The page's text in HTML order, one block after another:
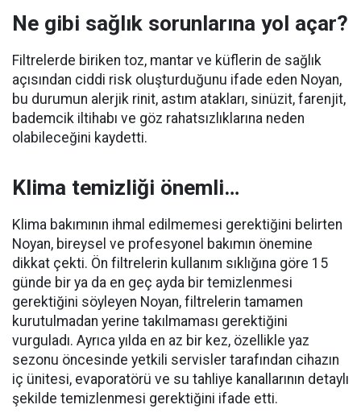
Ne gibi sağlık sorunlarına yol açar?
Filtrelerde biriken toz, mantar ve küflerin de sağlık
açısından ciddi risk oluşturduğunu ifade eden Noyan,
bu durumun alerjik rinit, astım atakları, sinüzit, farenjit,
bademcik iltihabı ve göz rahatsızlıklarına neden
olabileceğini kaydetti.
Klima temizliği önemli…
Klima bakımının ihmal edilmemesi gerektiğini belirten
Noyan, bireysel ve profesyonel bakımın önemine
dikkat çekti. Ön filtrelerin kullanım sıklığına göre 15
günde bir ya da en geç ayda bir temizlenmesi
gerektiğini söyleyen Noyan, filtrelerin tamamen
kurutulmadan yerine takılmaması gerektiğini
vurguladı. Ayrıca yılda en az bir kez, özellikle yaz
sezonu öncesinde yetkili servisler tarafından cihazın
iç ünitesi, evaporatörü ve su tahliye kanallarının detaylı
şekilde temizlenmesi gerektiğini ifade etti.